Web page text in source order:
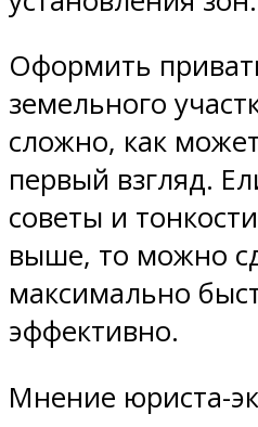
Оформить
земельного
сложно, как
первый взгляд.
советы и
выше, то можно
максимально
эффективно.
Мнение юриста-